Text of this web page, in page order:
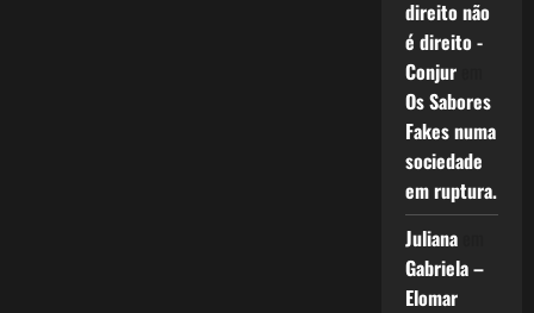
direito não
é direito -
Conjurem
Os Sabores
Fakes numa
sociedade
em ruptura.
Julianaem
Gabriela –
Elomar